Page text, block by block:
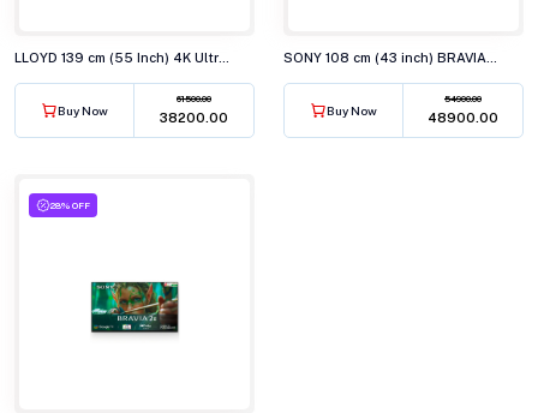
Buy Now
61500.00
₹38200.00 Buy Now
54900.00
₹48900.00
28% OFF